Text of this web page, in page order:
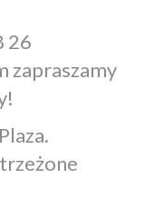
26
zapraszamy